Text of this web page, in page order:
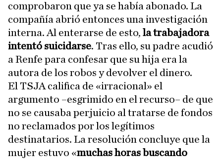
comprobaron que ya se había abonado. La
compañía abrió entonces una investigación
interna. Al enterarse de esto, la trabajadora
intentó suicidarse. Tras ello, su padre acudió
a Renfe para confesar que su hija era la
autora de los robos y devolver el dinero.
El TSJA califica de «irracional» el
argumento –esgrimido en el recurso– de que
no se causaba perjuicio al tratarse de fondos
no reclamados por los legítimos
destinatarios. La resolución concluye que la
mujer estuvo «muchas horas buscando